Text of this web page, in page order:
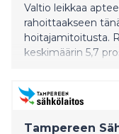
Valtio leikkaa
rahoittaakseen
hoitajamitoitusta.
keskimäärin 5,7
Tampereen